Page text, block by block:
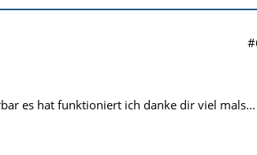
es hat funktioniert ich danke dir viel mals...